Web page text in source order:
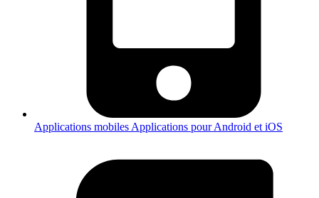
Applications mobiles Applications pour Android et iOS